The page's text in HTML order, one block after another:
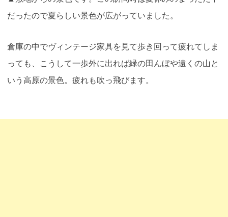
だったので夏らしい景色が広がっていました。
倉庫の中でヴィンテージ家具を見て歩き回って疲れてしま
っても、こうして一歩外に出れば緑の田んぼや遠くの山と
いう高原の景色。疲れも吹っ飛びます。